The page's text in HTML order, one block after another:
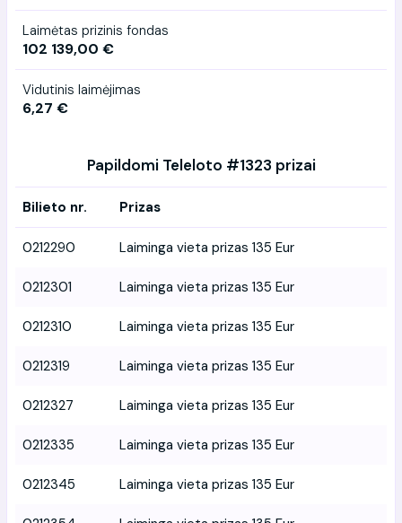
Laimėtas prizinis fondas
102 139,00 €
Vidutinis laimėjimas
6,27 €
Papildomi Teleloto #1323 prizai
Bilieto nr. Prizas
0212290 Laiminga vieta prizas 135 Eur
0212301 Laiminga vieta prizas 135 Eur
0212310 Laiminga vieta prizas 135 Eur
0212319 Laiminga vieta prizas 135 Eur
0212327 Laiminga vieta prizas 135 Eur
0212335 Laiminga vieta prizas 135 Eur
0212345 Laiminga vieta prizas 135 Eur